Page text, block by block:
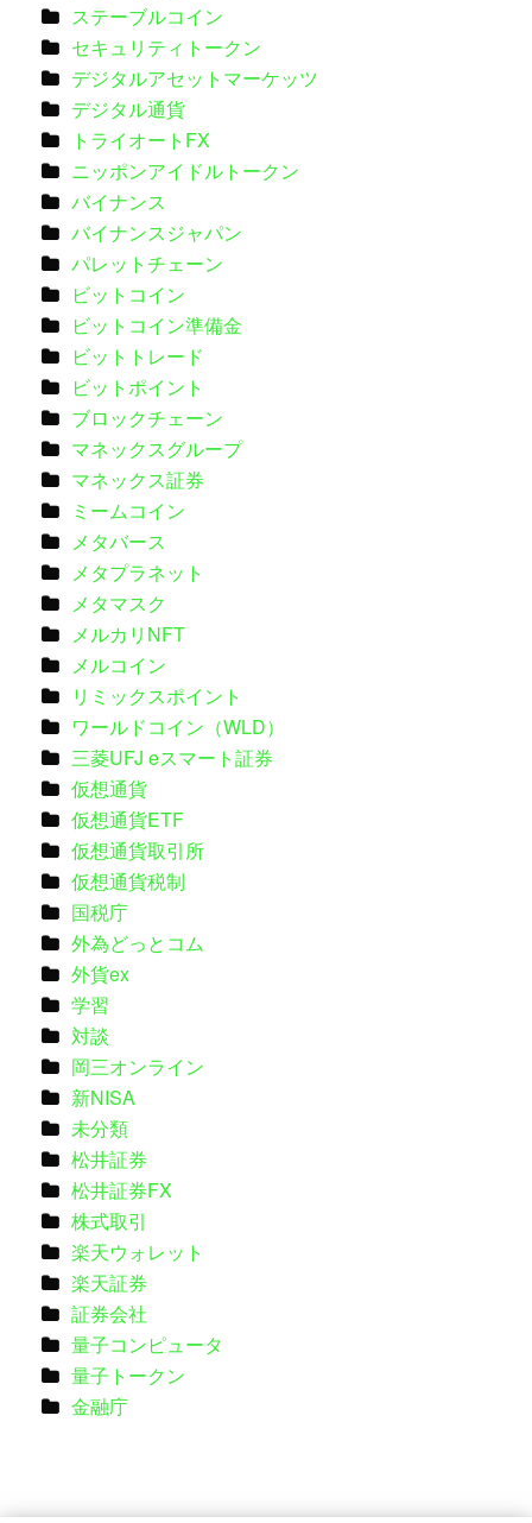
ステーブルコイン
セキュリティトークン
デジタルアセットマーケッツ
デジタル通貨
トライオートFX
ニッポンアイドルトークン
バイナンス
バイナンスジャパン
パレットチェーン
ビットコイン
ビットコイン準備金
ビットトレード
ビットポイント
ブロックチェーン
マネックスグループ
マネックス証券
ミームコイン
メタバース
メタプラネット
メタマスク
メルカリNFT
メルコイン
リミックスポイント
ワールドコイン（WLD）
三菱UFJ eスマート証券
仮想通貨
仮想通貨ETF
仮想通貨取引所
仮想通貨税制
国税庁
外為どっとコム
外貨ex
学習
対談
岡三オンライン
新NISA
未分類
松井証券
松井証券FX
株式取引
楽天ウォレット
楽天証券
証券会社
量子コンピュータ
量子トークン
金融庁